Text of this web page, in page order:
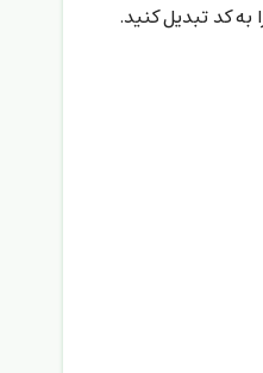
به کد تبدیل کنید.